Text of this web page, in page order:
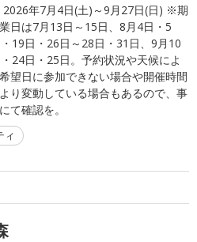
2026年7月4日(土)～9月27日(日) ※期
日は7月13日～15日、8月4日・5
19日・26日～28日・31日、9月10
24日・25日。予約状況や天候によ
望日に参加できない場合や開催時間
り変動している場合もあるので、事
て確認を。
ィ